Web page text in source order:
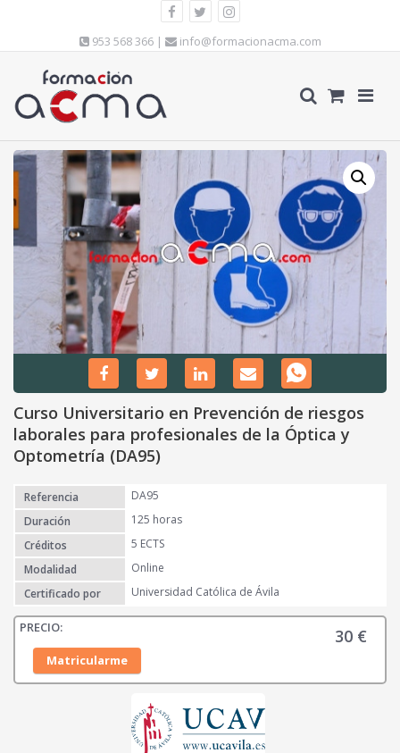
953 568 366 | info@formacionacma.com
Curso Universitario en Prevención de riesgos
laborales para profesionales de la Óptica y
Optometría (DA95)
Referencia
DA95
Duración
125 horas
Créditos
5 ECTS
Modalidad
Online
Certificado por
Universidad Católica de Ávila
30 €
Matricularme